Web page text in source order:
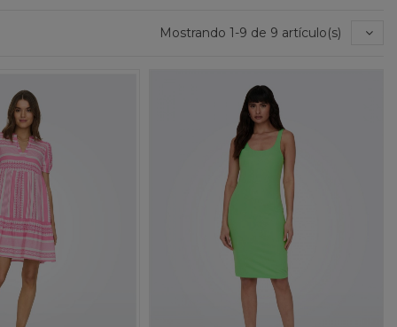
Mostrando 1-9 de 9 artículo(s)